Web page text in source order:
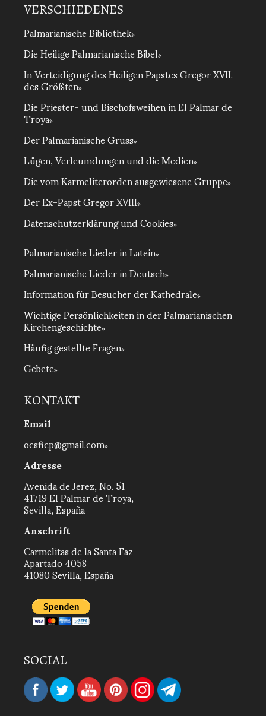
VERSCHIEDENES
Palmarianische Bibliothek
Die Heilige Palmarianische Bibel
In Verteidigung des Heiligen Papstes Gregor XVII.
des Größten
Die Priester- und Bischofsweihen in El Palmar de
Troya
Der Palmarianische Gruss
Lügen, Verleumdungen und die Medien
Die vom Karmeliterorden ausgewiesene Gruppe
Der Ex-Papst Gregor XVIII
Datenschutzerklärung und Cookies
Palmarianische Lieder in Latein
Palmarianische Lieder in Deutsch
Information für Besucher der Kathedrale
Wichtige Persönlichkeiten in der Palmarianischen
Kirchengeschichte
Häufig gestellte Fragen
Gebete
KONTAKT
Email
ocsficp@gmail.com
Adresse
Avenida de Jerez, No. 51
41719 El Palmar de Troya,
Sevilla, España
Anschrift
Carmelitas de la Santa Faz
Apartado 4058
41080 Sevilla, España
SOCIAL